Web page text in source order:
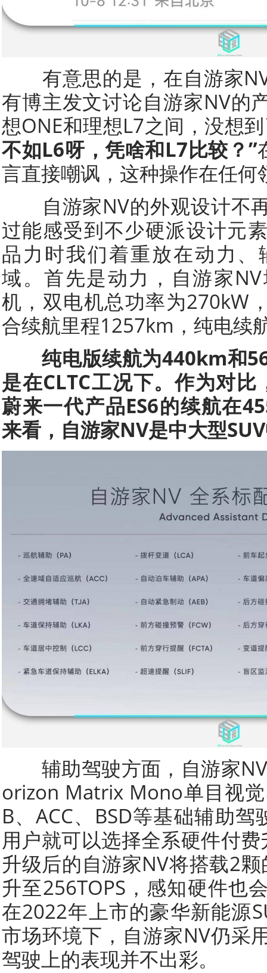
有意思的是，在自游家
有博主发文讨论自游家NV的
想ONE和理想L7之间，没想
不如L6呀，凭啥和L7比较？”
言直接嘲讽，这种操作在任何
自游家NV的外观设计不
过能感受到不少硬派设计元
品力时我们着重放在动力
域。首先是动力，自游家
机，双电机总功率为270kW
合续航里程1257km，纯电续
纯电版续航为440km和
是在CLTC工况下。作为对
蔚来一代产品ES6的续航在
来看，自游家NV是中大型
辅助驾驶方面，自游家NV
orizon Matrix Mono单目视
B、ACC、BSD等基础辅助
用户就可以选择全系硬件付
升级后的自游家NV将搭载2
升至256TOPS，感知硬件也
在2022年上市的豪华新能源
市场环境下，自游家NV仍采
驾驶上的表现并不出彩。